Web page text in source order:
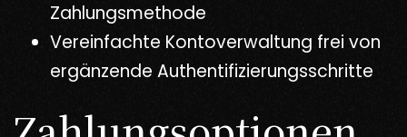
Zahlungsmethode
Vereinfachte Kontoverwaltung frei von
ergänzende Authentifizierungsschritte